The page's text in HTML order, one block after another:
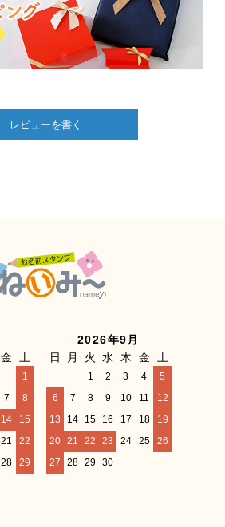
レビューを書く
金 土
1
7
8
14
15
21
22
28
29
2026年9月
日
月 火 水 木 金 土
1 2 3 4
5
6
7 8 9 10 11
12
13
14 15 16 17 18
19
20 21 22 23 24 25
26
27
28 29 30